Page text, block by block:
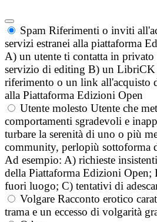
Spam Riferimenti o inviti
servizi estranei alla piattaforma
A) un utente ti contatta in privato
servizio di editing B) un LibriCK
riferimento o un link all'acquisto
alla Piattaforma Edizioni Open
Utente molesto Utente che
comportamenti sgradevoli e
turbare la serenità di uno o più
community, perlopiù sottoforma
Ad esempio: A) richieste
della Piattaforma Edizioni Open;
fuori luogo; C) tentativi di
Volgare Racconto erotico
trama e un eccesso di volgarità